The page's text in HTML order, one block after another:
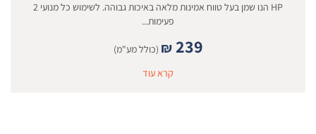
HP הנו שמן בעל טווח אמינות מלאה באיכות גבוהה. לשימוש כל מנועי 2
פעימות...
₪ 239
(כולל מע"מ)
קרא עוד